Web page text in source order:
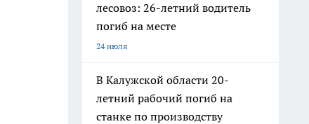
лесовоз: 26-летний водитель
погиб на месте
24 июля
В Калужской области 20-
летний рабочий погиб на
станке по производству